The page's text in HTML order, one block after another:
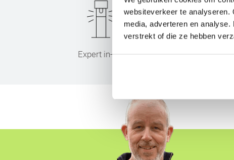
websiteverkeer te analyseren.
media, adverteren en
verstrekt of die ze hebben
Expert in-lite